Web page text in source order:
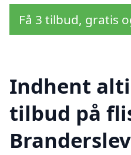
Få 3 tilbud, gratis
Indhent
tilbud på
Branderslev